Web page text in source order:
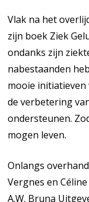
Vlak na het
zijn boek Ziek
ondanks zijn
nabestaanden
mooie initiatieven
de verbetering
ondersteunen.
mogen leven.
Onlangs
Vergnes en
A.W. Bruna